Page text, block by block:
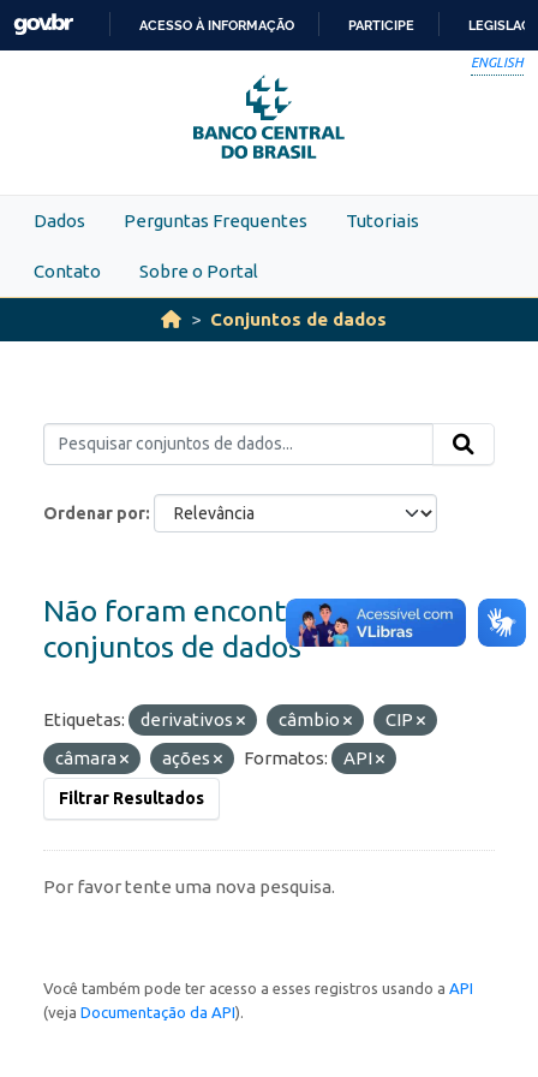
Skip to main content
PARA
O
CONTEÚDO
ACESSO À INFORMAÇÃO PARTICIPE
ENGLISH
Dados Perguntas Frequentes Tutoriais
Contato Sobre o Portal
Conjuntos de dados
Ordenar por
Não foram encontrados
conjuntos de dados
Etiquetas: derivativos câmbio
CIP
câmara
ações Formatos: API
Filtrar Resultados
Por favor tente uma nova pesquisa.
Você também pode ter acesso a esses registros usando a API
(veja Documentação da API).